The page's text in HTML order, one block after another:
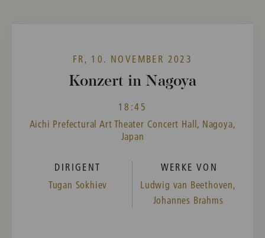
FR, 10. NOVEMBER 2023
Konzert in Nagoya
18:45
Aichi Prefectural Art Theater Concert Hall, Nagoya,
Japan
DIRIGENT
Tugan Sokhiev
WERKE VON
Ludwig van Beethoven,
Johannes Brahms